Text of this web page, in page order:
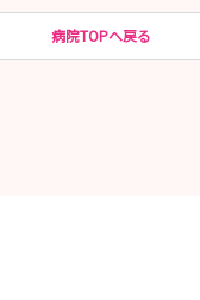
病院TOPへ戻る